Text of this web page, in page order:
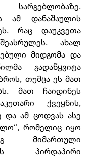
სარგებლობაზე.
ამ დანაშაულის
რაც დაუკვეთა
ახალ
მიდგომა და
გადაწყვიტა
თუმცა ეს მათ
მათ ჩაიდინეს
ქვეყნის,
და ამ ცოდვას ასე
რომელიც იყო
მიმართული
პირდაპირი